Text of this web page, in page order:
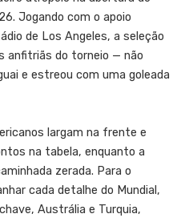
Jogando com o apoio
de Los Angeles, a seleção
anfitriãs do torneio — não
e estreou com uma goleada
largam na frente e
na tabela, enquanto a
zerada. Para o
cada detalhe do Mundial,
Austrália e Turquia,